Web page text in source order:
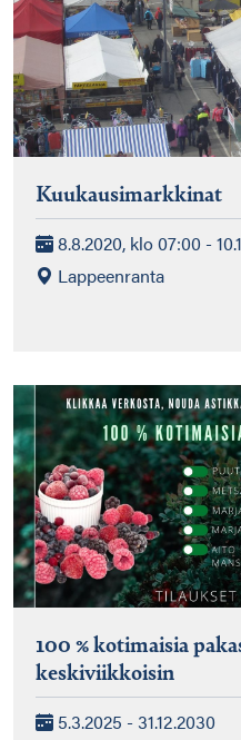
Kuukausimarkkinat
8.8.2020, klo 07:00 -
Lappeenranta
100 % kotimaisia
keskiviikkoisin
5.3.2025 - 31.12.2030